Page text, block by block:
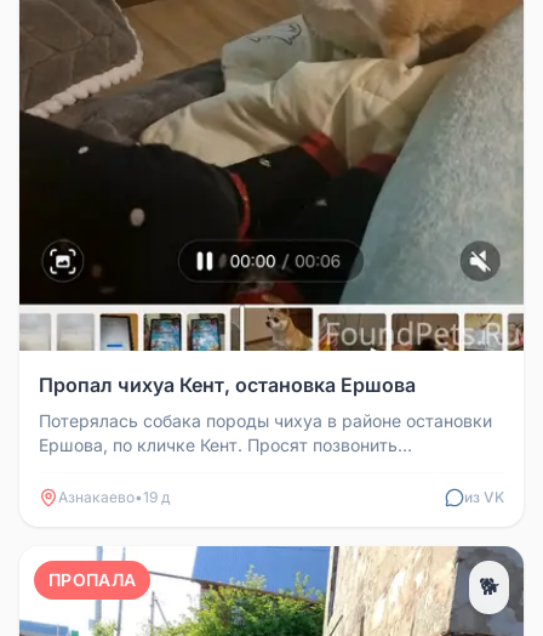
Пропал чихуа Кент, остановка Ершова
Потерялась собака породы чихуа в районе остановки
Ершова, по кличке Кент. Просят позвонить
Азнакаево•19 д из VK
ПРОПАЛА 🐕